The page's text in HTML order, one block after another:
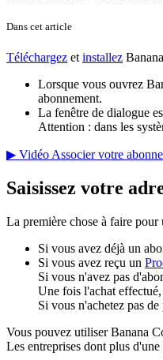
Dans cet article
Téléchargez et installez
Lorsque vous ouvrez
abonnement.
La fenêtre de dialogue
Attention : dans les
▶ Vidéo Associer votre
Saisissez votre
La première chose à faire pour
Si vous avez déjà un
Si vous avez reçu un
Si vous n'avez pas
Une fois l'achat
Si vous n'achetez pas
Vous pouvez utiliser Banana
Les entreprises dont plus